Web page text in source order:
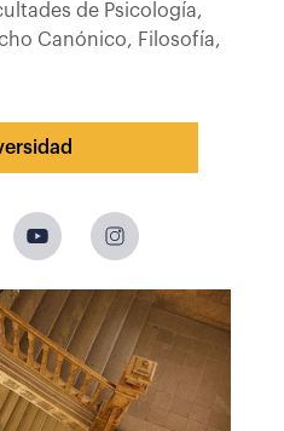
de Psicología,
Canónico, Filosofía,